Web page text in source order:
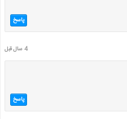
پاسخ
4 سال قبل
پاسخ